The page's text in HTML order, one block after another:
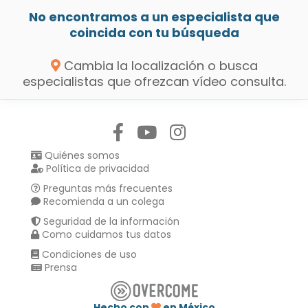
No encontramos a un especialista que
coincida con tu búsqueda
Cambia la localización o busca
especialistas que ofrezcan vídeo consulta.
Quiénes somos
Política de privacidad
Preguntas más frecuentes
Recomienda a un colega
Seguridad de la información
Como cuidamos tus datos
Condiciones de uso
Prensa